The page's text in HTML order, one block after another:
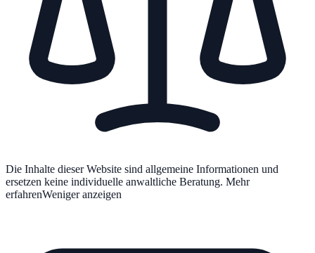
Die Inhalte dieser Website sind allgemeine Informationen und
ersetzen keine individuelle anwaltliche Beratung. Mehr
erfahrenWeniger anzeigen